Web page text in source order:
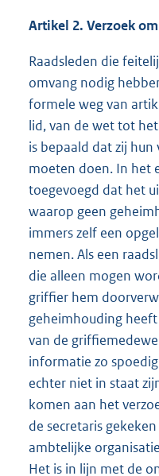
Artikel 2. Verzoek
Raadsleden die
omvang nodig
formele weg van
lid, van de wet tot
is bepaald dat zij
moeten doen. In het
toegevoegd dat het
waarop geen
immers zelf een
nemen. Als een
die alleen mogen
griffier hem
geheimhouding
van de
informatie zo
echter niet in staat
komen aan het
de secretaris
ambtelijke
Het is in lijn met de